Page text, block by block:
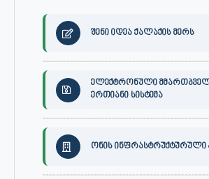
შენი იდეა ქალაქის მერს
ელექტრონული
ერთიანი სისტემა
ონის ინფრასტრუქტურული